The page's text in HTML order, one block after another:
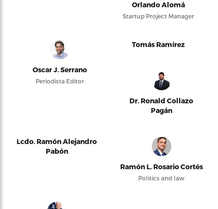
Orlando Alomá
Startup Project Manager
Oscar J. Serrano
Periodista Editor
Tomás Ramírez
Dr. Ronald Collazo
Pagán
Lcdo. Ramón Alejandro
Pabón
Ramón L. Rosario Cortés
Politics and law